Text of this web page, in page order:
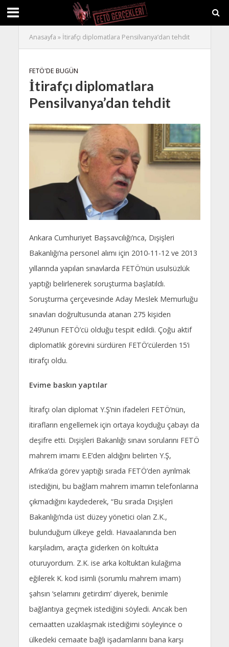
Anasayfa » İtirafçı diplomatlara Pensilvanya’dan tehdit
FETÖ'DE BUGÜN
İtirafçı diplomatlara
Pensilvanya’dan tehdit
Ankara Cumhuriyet Başsavcılığı’nca, Dışişleri
Bakanlığı’na personel alımı için 2010-11-12 ve 2013
yıllarında yapılan sınavlarda FETÖ’nün usulsüzlük
yaptığı belirlenerek soruşturma başlatıldı.
Soruşturma çerçevesinde Aday Meslek Memurluğu
sınavları doğrultusunda atanan 275 kişiden
249’unun FETÖ’cü olduğu tespit edildi. Çoğu aktif
diplomatlık görevini sürdüren FETÖ’cülerden 15’i
itirafçı oldu.
Evime baskın yaptılar
İtirafçı olan diplomat Y.Ş’nin ifadeleri FETÖ’nün,
itirafların engellemek için ortaya koyduğu çabayı da
deşifre etti. Dışişleri Bakanlığı sınavı sorularını FETÖ
mahrem imamı E.E’den aldığını belirten Y.Ş,
Afrika’da görev yaptığı sırada FETÖ’den ayrılmak
istediğini, bu bağlam mahrem imamın telefonlarına
çıkmadığını kaydederek, “Bu sırada Dışişleri
Bakanlığı’nda üst düzey yönetici olan Z.K.,
bulunduğum ülkeye geldi. Havaalanında ben
karşıladım, araçta giderken ön koltukta
oturuyordum. Z.K. ise arka koltuktan kulağıma
eğilerek K. kod isimli (sorumlu mahrem imam)
şahsın ‘selamını getirdim’ diyerek, benimle
bağlantıya geçmek istediğini söyledi. Ancak ben
cemaatten uzaklaşmak istediğimi söyleyince o
ülkedeki cemaate bağlı işadamlarını bana karşı